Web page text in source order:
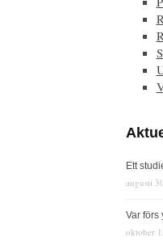
Ett
augusti
Var förs
oktober